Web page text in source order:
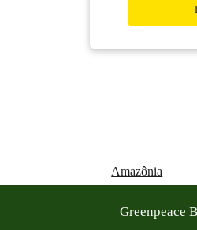
Amazônia
Greenpeace